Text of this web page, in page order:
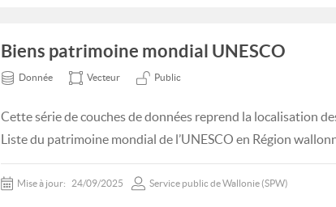
Biens patrimoine mondial UNESCO
Donnée Vecteur Public
Cette série de couches de données reprend la localisation
Liste du patrimoine mondial de l’UNESCO en Région
Mise à jour: 24/09/2025 Service public de Wallonie (SPW)